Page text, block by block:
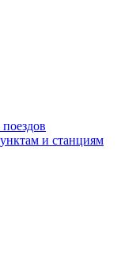
и станциям